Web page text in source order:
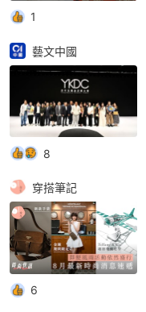
1
藝文中國
8
穿搭筆記
6